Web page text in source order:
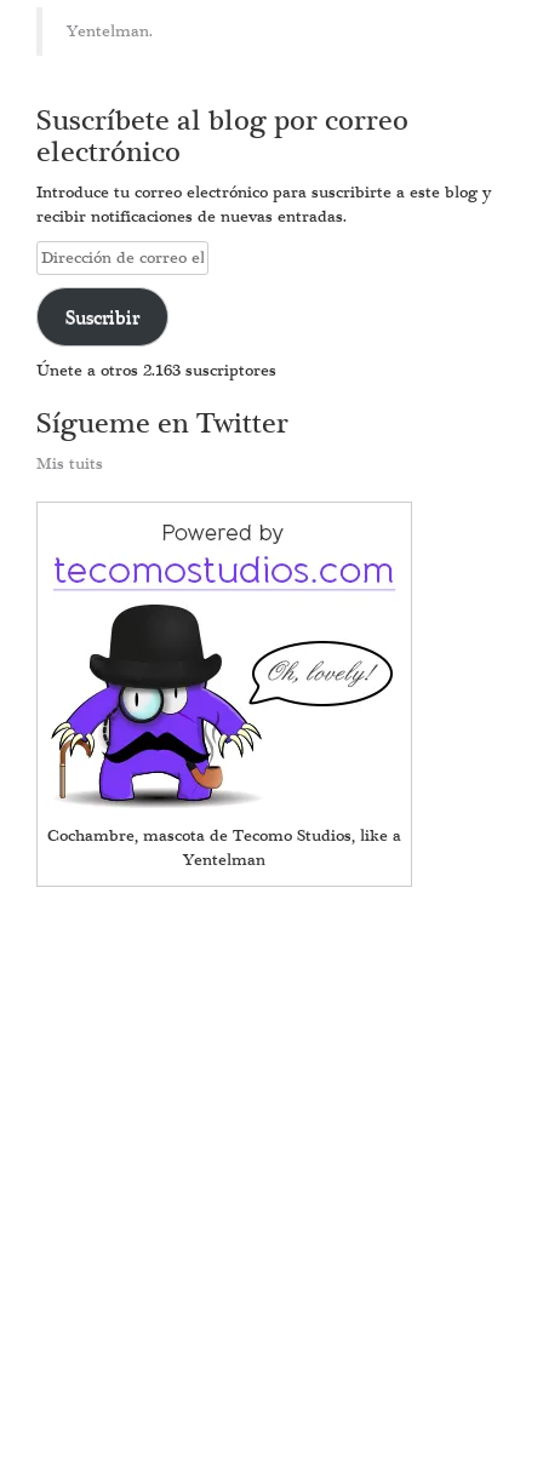
Yentelman.
Suscríbete al blog por correo
electrónico
Introduce tu correo electrónico para suscribirte a este blog y
recibir notificaciones de nuevas entradas.
Dirección
de
correo
electrónico
Suscribir
Únete a otros 2.163 suscriptores
Sígueme en Twitter
Mis tuits
Cochambre, mascota de Tecomo Studios, like a
Yentelman